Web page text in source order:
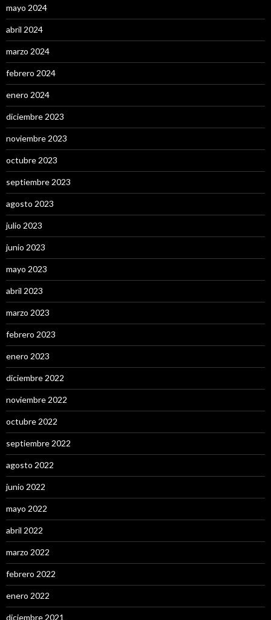
mayo 2024
abril 2024
marzo 2024
febrero 2024
enero 2024
diciembre 2023
noviembre 2023
octubre 2023
septiembre 2023
agosto 2023
julio 2023
junio 2023
mayo 2023
abril 2023
marzo 2023
febrero 2023
enero 2023
diciembre 2022
noviembre 2022
octubre 2022
septiembre 2022
agosto 2022
junio 2022
mayo 2022
abril 2022
marzo 2022
febrero 2022
enero 2022
diciembre 2021